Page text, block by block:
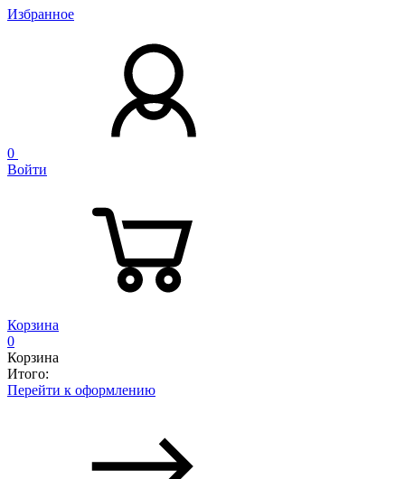
Избранное
0
Войти
Корзина
0
Корзина
Итого:
Перейти к оформлению